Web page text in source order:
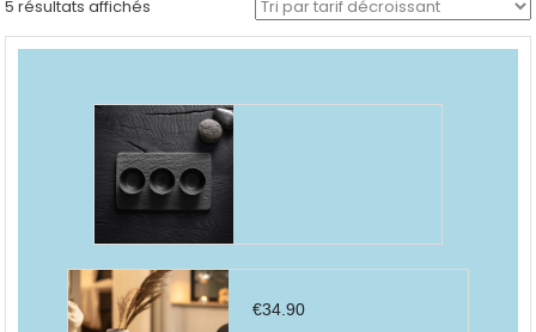
5 résultats affichés
par
€34.90